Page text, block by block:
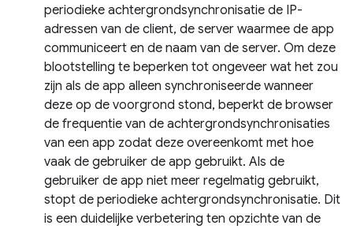
periodieke achtergrondsynchronisatie de IP-
adressen van de client, de server waarmee de app
communiceert en de naam van de server. Om deze
blootstelling te beperken tot ongeveer wat het zou
zijn als de app alleen synchroniseerde wanneer
deze op de voorgrond stond, beperkt de browser
de frequentie van de achtergrondsynchronisaties
van een app zodat deze overeenkomt met hoe
vaak de gebruiker de app gebruikt. Als de
gebruiker de app niet meer regelmatig gebruikt,
stopt de periodieke achtergrondsynchronisatie. Dit
is een duidelijke verbetering ten opzichte van de